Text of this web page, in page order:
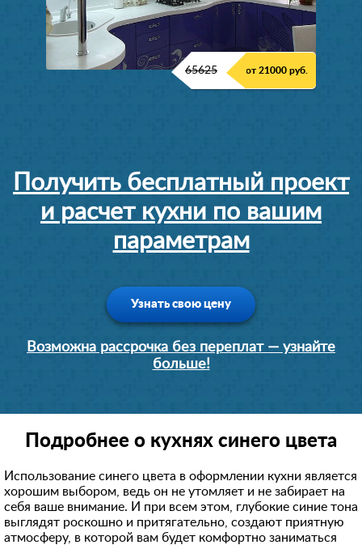
65625 от 21000 руб.
Получить бесплатный проект
и расчет кухни по вашим
параметрам
Узнать свою цену
Возможна рассрочка без переплат — узнайте
больше!
Подробнее о кухнях синего цвета
Использование синего цвета в оформлении кухни является
хорошим выбором, ведь он не утомляет и не забирает на
себя ваше внимание. И при всем этом, глубокие синие тона
выглядят роскошно и притягательно, создают приятную
атмосферу, в которой вам будет комфортно заниматься